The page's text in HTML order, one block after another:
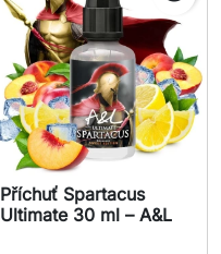
Příchuť Spartacus
Ultimate 30 ml – A&L